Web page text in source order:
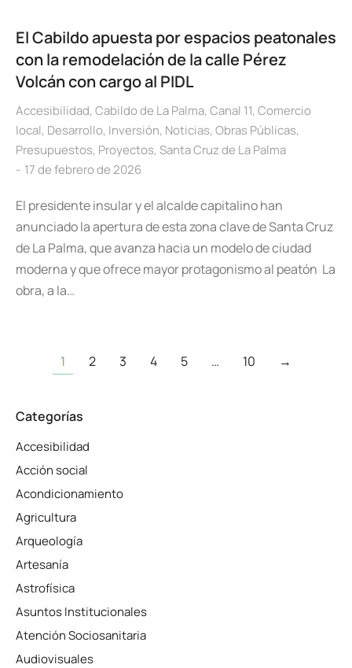
El Cabildo apuesta por espacios peatonales
con la remodelación de la calle Pérez
Volcán con cargo al PIDL
Accesibilidad, Cabildo de La Palma, Canal 11, Comercio
local, Desarrollo, Inversión, Noticias, Obras Públicas,
Presupuestos, Proyectos, Santa Cruz de La Palma
17 de febrero de 2026
El presidente insular y el alcalde capitalino han
anunciado la apertura de esta zona clave de Santa Cruz
de La Palma, que avanza hacia un modelo de ciudad
moderna y que ofrece mayor protagonismo al peatón La
obra, a la…
1 2 3 4 5 … 10 →
Categorías
Accesibilidad
Acción social
Acondicionamiento
Agricultura
Arqueología
Artesanía
Astrofísica
Asuntos Institucionales
Atención Sociosanitaria
Audiovisuales